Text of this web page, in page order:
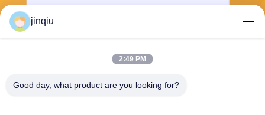
jinqiu
2:49 PM
Good day, what product are you looking for?